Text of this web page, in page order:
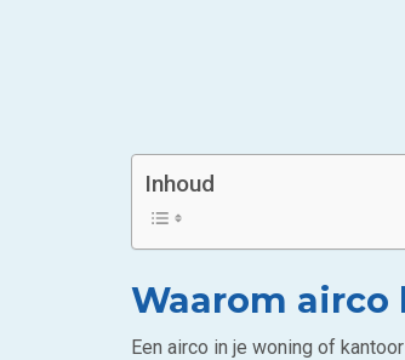
Inhoud
Waarom
Een airco in je woning of